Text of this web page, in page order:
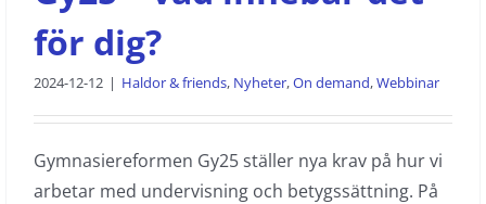
för dig?
2024-12-12 | Haldor & friends, Nyheter,On demand,Webbinar
Gymnasiereformen Gy25 ställer nya krav på hur vi
arbetar med undervisning och betygssättning. På